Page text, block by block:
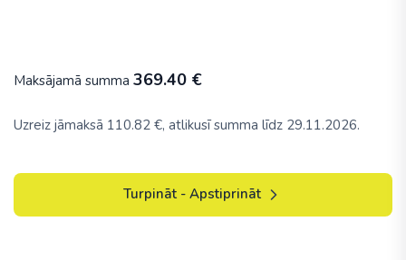
Maksājamā summa 369.40 €
Uzreiz jāmaksā 110.82 €, atlikusī summa līdz 29.11.2026.
Turpināt - Apstiprināt